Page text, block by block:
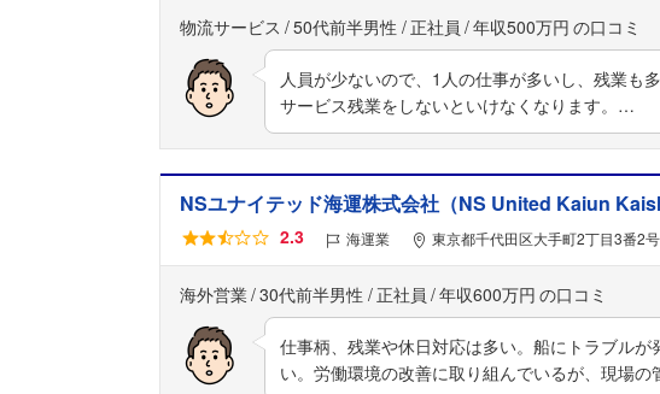
物流サービス 50代前半男性 正社員 年収500万円
人員が少ないので、1人の仕事が多いし、残業も
サービス残業をしないといけなくなります。…
NSユナイテッド海運株式会社（NS United Kaiun
2.3 海運業 東京都千代田区大手町2丁目3番2号
海外営業 30代前半男性 正社員 年収600万円
仕事柄、残業や休日対応は多い。船にトラブル
い。労働環境の改善に取り組んでいるが、現場